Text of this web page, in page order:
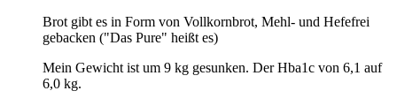
Brot gibt es in Form von Vollkornbrot, Mehl- und Hefefrei
gebacken ("Das Pure" heißt es)
Mein Gewicht ist um 9 kg gesunken. Der Hba1c von 6,1 auf
6,0 kg.